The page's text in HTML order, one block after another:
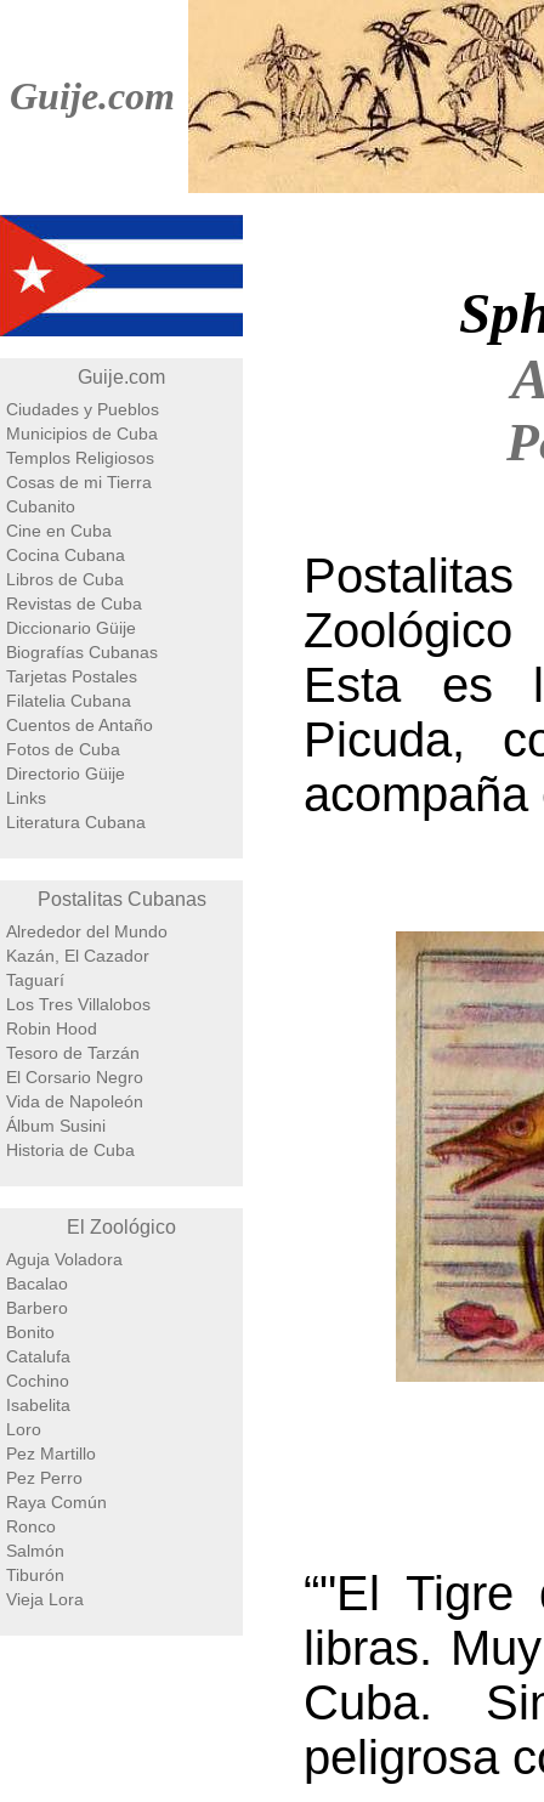
Guije.com
Guije.com
Ciudades y Pueblos
Municipios de Cuba
Templos Religiosos
Cosas de mi Tierra
Cubanito
Cine en Cuba
Cocina Cubana
Libros de Cuba
Revistas de Cuba
Diccionario Güije
Biografías Cubanas
Tarjetas Postales
Filatelia Cubana
Cuentos de Antaño
Fotos de Cuba
Directorio Güije
Links
Literatura Cubana
Postalitas Cubanas
Alrededor del Mundo
Kazán, El Cazador
Taguarí
Los Tres Villalobos
Robin Hood
Tesoro de Tarzán
El Corsario Negro
Vida de Napoleón
Álbum Susini
Historia de Cuba
El Zoológico
Aguja Voladora
Bacalao
Barbero
Bonito
Catalufa
Cochino
Isabelita
Loro
Pez Martillo
Pez Perro
Raya Común
Ronco
Salmón
Tiburón
Vieja Lora
Esta es
Picuda,
“"El
libras.
Cuba.
peligrosa